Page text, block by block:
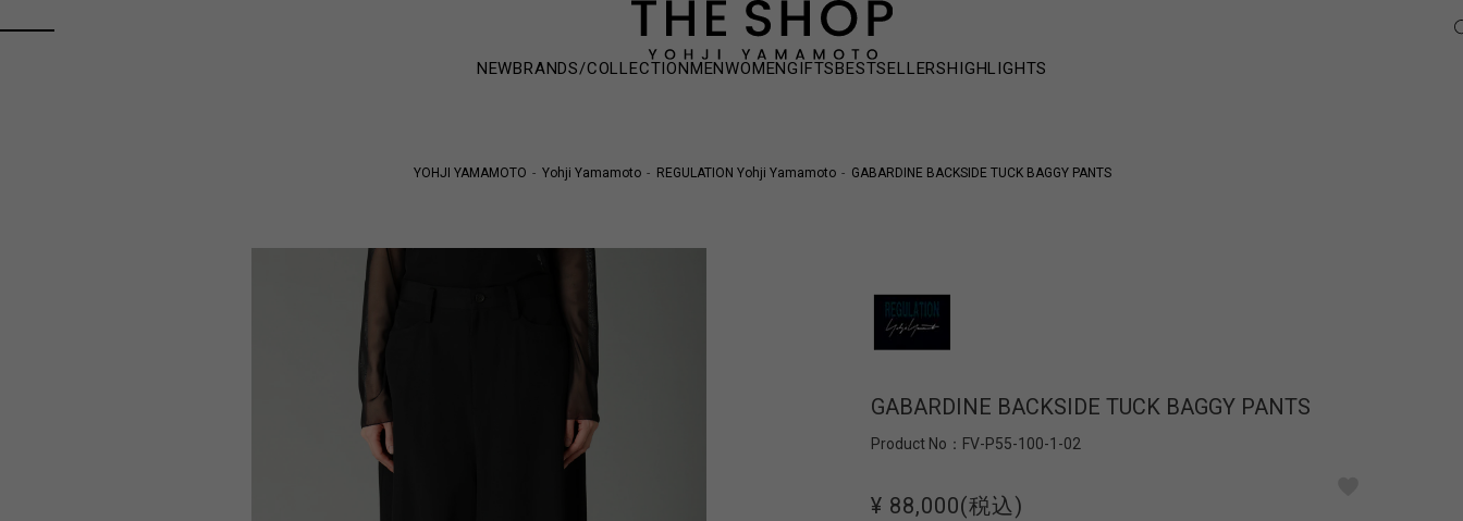
NEWBRANDS/COLLECTIONMENWOMENGIFTSBESTSELLERSHIGHLIGHTS
YOHJI YAMAMOTO Yohji Yamamoto REGULATION Yohji Yamamoto GABARDINE BACKSIDE TUCK BAGGY PANTS
GABARDINE BACKSIDE TUCK BAGGY PANTS
Product No： FV-P55-100-1-02
¥ 88,000(税込)